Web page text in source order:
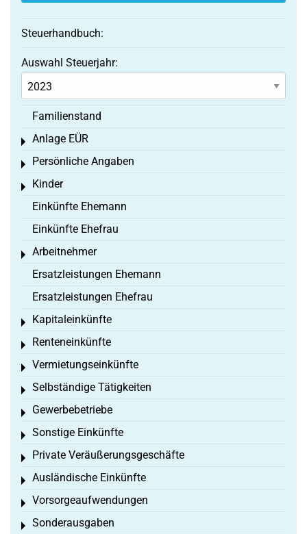
Steuerhandbuch:
Auswahl Steuerjahr:
Familienstand
Anlage EÜR
Toggle menu
Persönliche Angaben
Toggle menu
Kinder
Toggle menu
Einkünfte Ehemann
Einkünfte Ehefrau
Arbeitnehmer
Toggle menu
Ersatzleistungen Ehemann
Ersatzleistungen Ehefrau
Kapitaleinkünfte
Toggle menu
Renteneinkünfte
Toggle menu
Vermietungseinkünfte
Toggle menu
Selbständige Tätigkeiten
Toggle menu
Gewerbebetriebe
Toggle menu
Sonstige Einkünfte
Toggle menu
Private Veräußerungsgeschäfte
Toggle menu
Ausländische Einkünfte
Toggle menu
Vorsorgeaufwendungen
Toggle menu
Sonderausgaben
Toggle menu